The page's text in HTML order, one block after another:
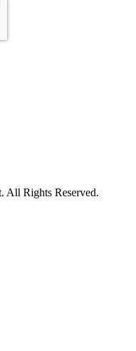
All Rights Reserved.